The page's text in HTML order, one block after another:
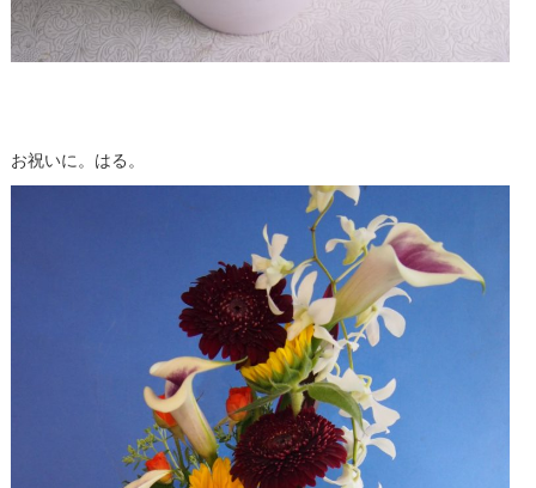
お祝いに。はる。